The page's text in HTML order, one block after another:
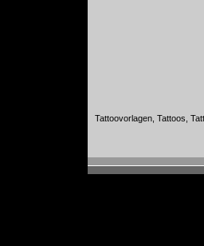
Tattoovorlagen, Tattoos,